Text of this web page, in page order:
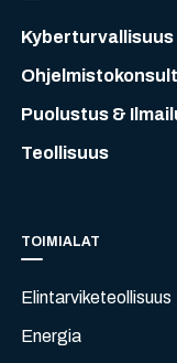
Kyberturvallisuus
Puolustus &
Teollisuus
TOIMIALAT
Elintarviketeollisuus
Energia